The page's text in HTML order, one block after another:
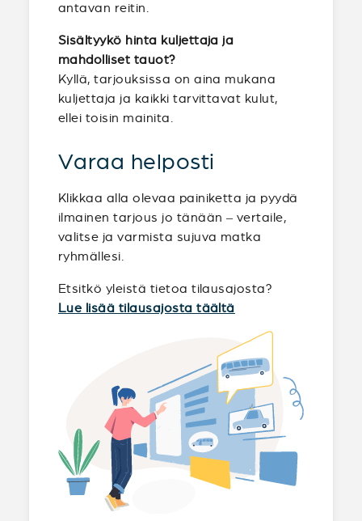
antavan reitin.
Sisältyykö hinta kuljettaja ja
mahdolliset tauot?
Kyllä, tarjouksissa on aina mukana
kuljettaja ja kaikki tarvittavat kulut,
ellei toisin mainita.
Varaa helposti
Klikkaa alla olevaa painiketta ja pyydä
ilmainen tarjous jo tänään – vertaile,
valitse ja varmista sujuva matka
ryhmällesi.
Etsitkö yleistä tietoa tilausajosta?
Lue lisää tilausajosta täältä